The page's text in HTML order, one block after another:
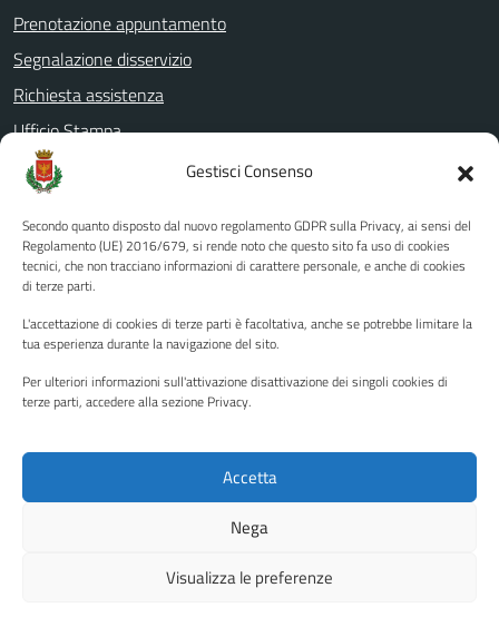
Gestisci Consenso
Secondo quanto disposto dal nuovo regolamento GDPR sulla Privacy, ai sensi del
Regolamento (UE) 2016/679, si rende noto che questo sito fa uso di cookies
tecnici, che non tracciano informazioni di carattere personale, e anche di cookies
di terze parti.
L'accettazione di cookies di terze parti è facoltativa, anche se potrebbe limitare la
tua esperienza durante la navigazione del sito.
Per ulteriori informazioni sull'attivazione disattivazione dei singoli cookies di
terze parti, accedere alla sezione Privacy.
Accetta
Nega
Visualizza le preferenze
Prenotazione appuntamento
Segnalazione disservizio
Richiesta assistenza
Ufficio Stampa
Amministrazione Trasparente
Albo pretorio
Informativa privacy
Note legali
Piano di miglioramento del sito
Instagram